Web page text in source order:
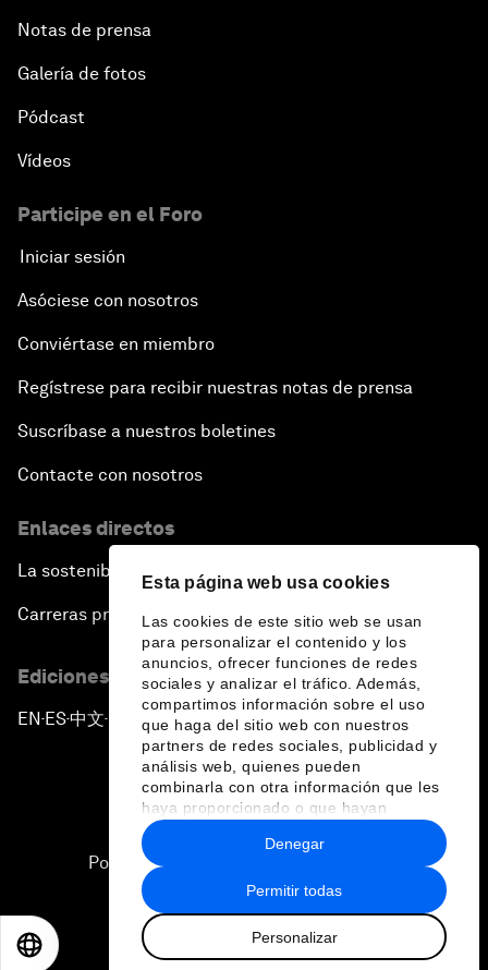
Esta página web usa cookies
Las cookies de este sitio web se usan
para personalizar el contenido y los
anuncios, ofrecer funciones de redes
sociales y analizar el tráfico. Además,
compartimos información sobre el uso
que haga del sitio web con nuestros
partners de redes sociales, publicidad y
análisis web, quienes pueden
combinarla con otra información que les
haya proporcionado o que hayan
recopilado a partir del uso que haya
hecho de sus servicios.
Permitir todas
Personalizar
Denegar
Notas de prensa
Galería de fotos
Pódcast
Vídeos
Participe en el Foro
Iniciar sesión
Asóciese con nosotros
Conviértase en miembro
Regístrese para recibir nuestras notas de prensa
Suscríbase a nuestros boletines
Contacte con nosotros
Enlaces directos
La sostenibilidad en el Foro
Carreras profesionales
Ediciones en otros idiomas
EN ▪ ES▪中文▪ 日本語
Política de privacidad y normas de uso
2026 Foro Económico Mundial